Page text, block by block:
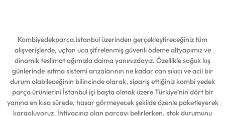
Kombiyedekparca.istanbul üzerinden gerçekleştireceğiniz tüm
alışverişlerde, uçtan uca şifrelenmiş güvenli ödeme altyapımız ve
dinamik teslimat ağımızla daima yanınızdayız. Özellikle soğuk kış
günlerinde ısıtma sistemi arızalarının ne kadar can sıkıcı ve acil bir
durum olabileceğinin bilincinde olarak, sipariş ettiğiniz kombi yedek
parça ürünlerini İstanbul içi başta olmak üzere Türkiye’nin dört bir
yanına en kısa sürede, hasar görmeyecek şekilde özenle paketleyerek
kargoluyoruz. İhtiyacınız olan parçayı belirlerken, stok durumunu